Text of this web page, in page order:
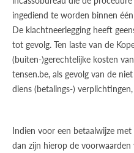
ingediend te worden binnen
De klachtneerlegging heeft
tot gevolg. Ten laste van de
(buiten-)gerechtelijke kosten
tensen.be, als gevolg van de
diens (betalings-)
Indien voor een betaalwijze
dan zijn hierop de